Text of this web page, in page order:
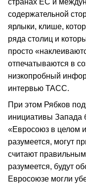
странах ЕС и
содержательной
ярлыки, клише,
ряда столиц и
просто
отпечатываются в
низкопробный
интервью ТАСС.
При этом Рябков
инициативы Запада
«Евросоюз в целом
разумеется, могут
считают
разумеется, будут
Евросоюзе могли